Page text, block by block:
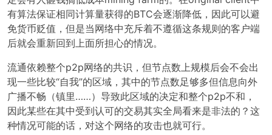
有算法保证相同计算量获得的BTC会逐渐降低，因此可以避
免货币贬值，但是当网络中充斥着不遵循这条规则的客户端
后就会重新回到上面所担心的情况。
流通依赖整个p2p网络的共识，但节点数上规模后会不会出
现一些比较“自我”的区域，其中的节点数足够多但信息向外
广播不畅（镇里……）导致此区域的决定和整个p2p不和，
因此某些在其中受到认可的交易其实全局看来是非法的？这
种情况可能的话，对这个网络的攻击也就可行。